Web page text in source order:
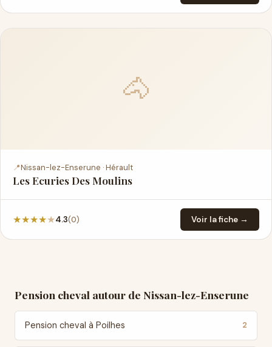
🐴
📍Nissan-lez-Enserune · Hérault
Les Ecuries Des Moulins
★★★★★4.3(0) Voir la fiche →
Pension cheval autour de Nissan-lez-Enserune
Pension cheval à Poilhes 2